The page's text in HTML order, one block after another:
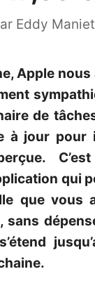
Eddy
Apple nous
de
à jour pour
qui
que vous
sans